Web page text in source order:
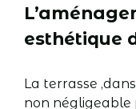
esthétique
La terrasse
non négligeable